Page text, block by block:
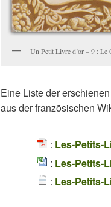
Un Petit Livre d’or – 9 : Le
Eine Liste der
aus der französischen
: Les-Petits-
: Les-Petits-
: Les-Petits-